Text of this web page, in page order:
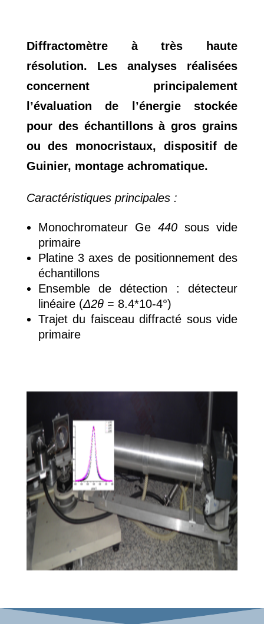
Diffractomètre à très haute
résolution. Les analyses réalisées
concernent principalement
l’évaluation de l’énergie stockée
pour des échantillons à gros grains
ou des monocristaux, dispositif de
Guinier, montage achromatique.
Caractéristiques principales :
Monochromateur Ge 440 sous vide
primaire
Platine 3 axes de positionnement des
échantillons
Ensemble de détection : détecteur
linéaire (Δ2θ= 8.4*10-4°)
Trajet du faisceau diffracté sous vide
primaire